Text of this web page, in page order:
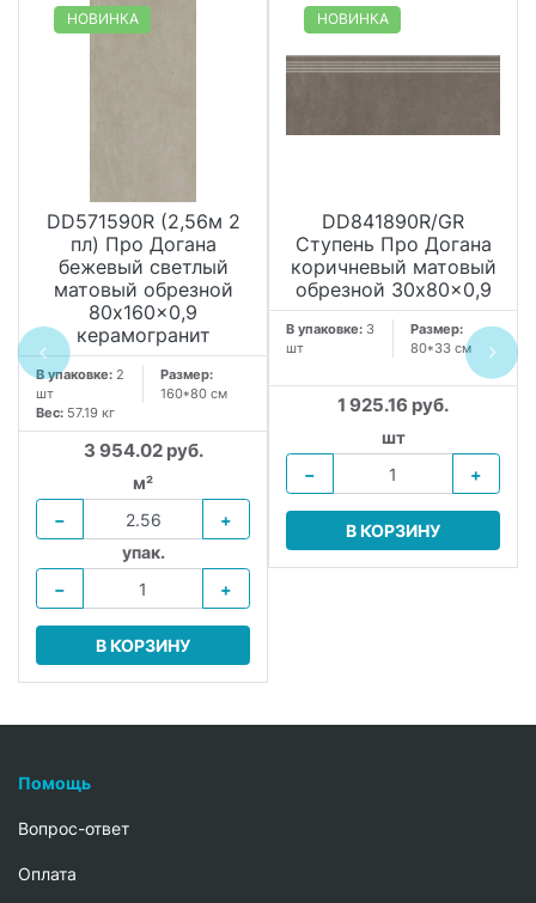
НОВИНКА
DD571590R (2,56м 2
пл) Про Догана
бежевый светлый
матовый обрезной
80x160x0,9
керамогранит
В упаковке: 2
шт
Размер:
160*80 см
Вес: 57.19 кг
3 954.02 руб.
м²
−
+
упак.
−
+
В КОРЗИНУ
НОВИНКА
DD841890R/GR
Ступень Про Догана
коричневый матовый
обрезной 30x80x0,9
В упаковке: 3
шт
Размер:
80*33 см
1 925.16 руб.
шт
−
+
В КОРЗИНУ
Помощь
Вопрос-ответ
Oплата